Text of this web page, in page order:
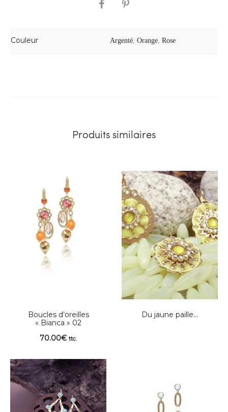
SHARE
Couleur Argenté, Orange, Rose
Produits similaires
Boucles d’oreilles
« Bianca » 02
70.00€ ttc.
Du jaune paille…